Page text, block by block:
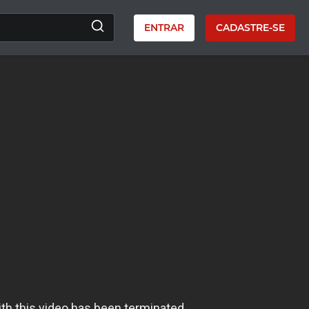
ENTRAR CADASTRE-SE